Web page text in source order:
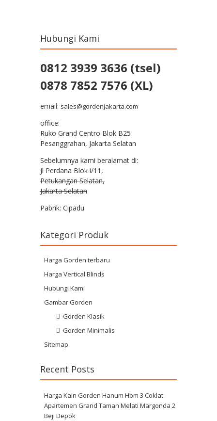
Hubungi Kami
0812 3939 3636 (tsel)
0878 7852 7576 (XL)
email: sales@gordenjakarta.com
office:
Ruko Grand Centro Blok B25
Pesanggrahan, Jakarta Selatan
Sebelumnya kami beralamat di:
Jl Perdana Blok i/11,
Petukangan Selatan,
Jakarta Selatan
Pabrik: Cipadu
Kategori Produk
Harga Gorden terbaru
Harga Vertical Blinds
Hubungi Kami
Gambar Gorden
Gorden Klasik
Gorden Minimalis
Sitemap
Recent Posts
Harga Kain Gorden Hanum Hbm 3 Coklat
Apartemen Grand Taman Melati Margonda 2
Beji Depok